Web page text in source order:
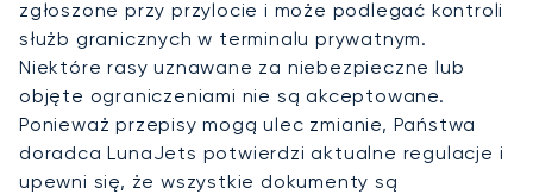
zgłoszone przy przylocie i może podlegać kontroli
służb granicznych w terminalu prywatnym.
Niektóre rasy uznawane za niebezpieczne lub
objęte ograniczeniami nie są akceptowane.
Ponieważ przepisy mogą ulec zmianie, Państwa
doradca LunaJets potwierdzi aktualne regulacje i
upewni się, że wszystkie dokumenty są